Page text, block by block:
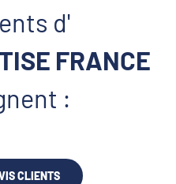
d'
FRANCE
:
CLIENTS